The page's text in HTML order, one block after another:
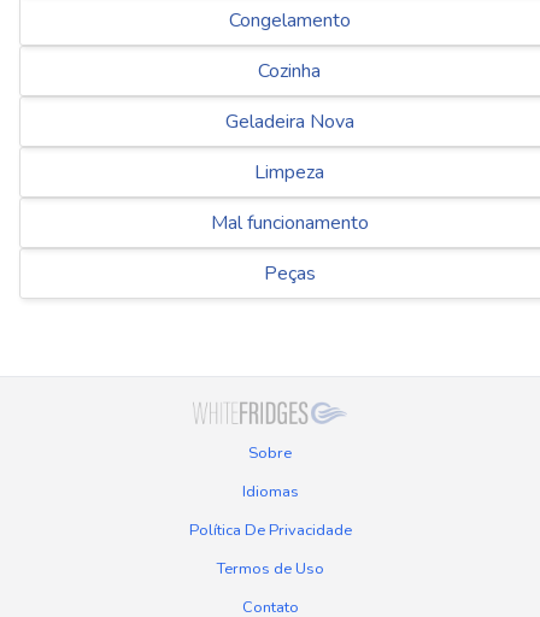
Congelamento
Cozinha
Geladeira Nova
Limpeza
Mal funcionamento
Peças
Sobre
Idiomas
Política De Privacidade
Termos de Uso
Contato